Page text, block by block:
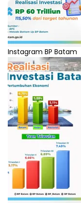
Instagram BP Batam